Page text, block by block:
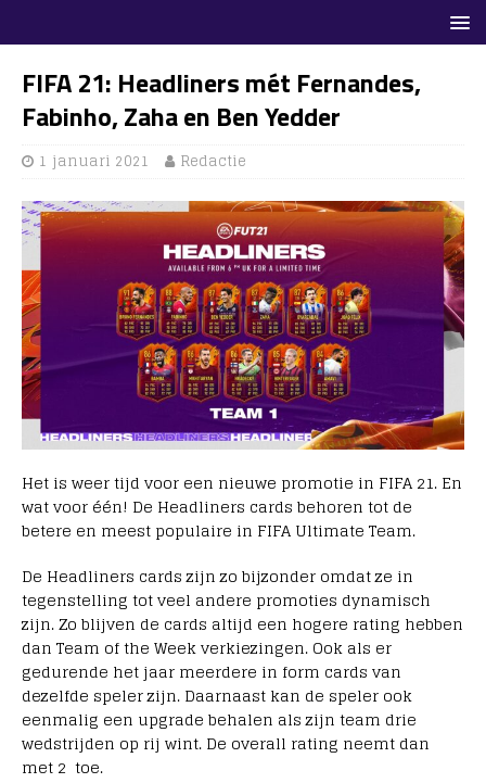
FIFA 21: Headliners mét Fernandes,
Fabinho, Zaha en Ben Yedder
1 januari 2021 Redactie
Het is weer tijd voor een nieuwe promotie in FIFA 21. En
wat voor één! De Headliners cards behoren tot de
betere en meest populaire in FIFA Ultimate Team.
De Headliners cards zijn zo bijzonder omdat ze in
tegenstelling tot veel andere promoties dynamisch
zijn. Zo blijven de cards altijd een hogere rating hebben
dan Team of the Week verkiezingen. Ook als er
gedurende het jaar meerdere in form cards van
dezelfde speler zijn. Daarnaast kan de speler ook
eenmalig een upgrade behalen als zijn team drie
wedstrijden op rij wint. De overall rating neemt dan
met 2 toe.